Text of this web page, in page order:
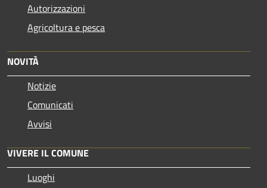
Autorizzazioni
Agricoltura e pesca
NOVITÀ
Notizie
Comunicati
Avvisi
VIVERE IL COMUNE
Luoghi